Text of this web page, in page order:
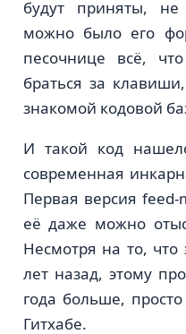
будут приняты,
можно было его
песочнице всё,
браться за
знакомой кодовой
И такой код
современная
Первая версия
её даже можно
Несмотря на то, что
лет назад, этому
года больше,
Гитхабе.